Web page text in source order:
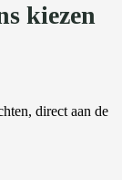
kiezen
direct aan de